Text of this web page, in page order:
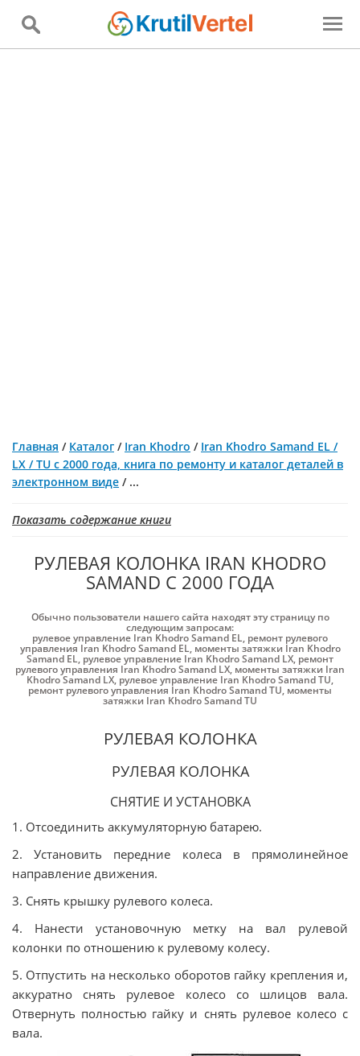
Главная / Каталог / Iran Khodro / Iran Khodro Samand EL /
LX / TU с 2000 года, книга по ремонту и каталог деталей в
электронном виде / ...
Показать содержание книги
РУЛЕВАЯ КОЛОНКА IRAN KHODRO
SAMAND С 2000 ГОДА
Обычно пользователи нашего сайта находят эту страницу по
следующим запросам:
рулевое управление Iran Khodro Samand EL, ремонт рулевого
управления Iran Khodro Samand EL, моменты затяжки Iran Khodro
Samand EL, рулевое управление Iran Khodro Samand LX, ремонт
рулевого управления Iran Khodro Samand LX, моменты затяжки Iran
Khodro Samand LX, рулевое управление Iran Khodro Samand TU,
ремонт рулевого управления Iran Khodro Samand TU, моменты
затяжки Iran Khodro Samand TU
РУЛЕВАЯ КОЛОНКА
РУЛЕВАЯ КОЛОНКА
СНЯТИЕ И УСТАНОВКА
1. Отсоединить аккумуляторную батарею.
2. Установить передние колеса в прямолинейное
направление движения.
3. Снять крышку рулевого колеса.
4. Нанести установочную метку на вал рулевой
колонки по отношению к рулевому колесу.
5. Отпустить на несколько оборотов гайку крепления и,
аккуратно снять рулевое колесо со шлицов вала.
Отвернуть полностью гайку и снять рулевое колесо с
вала.